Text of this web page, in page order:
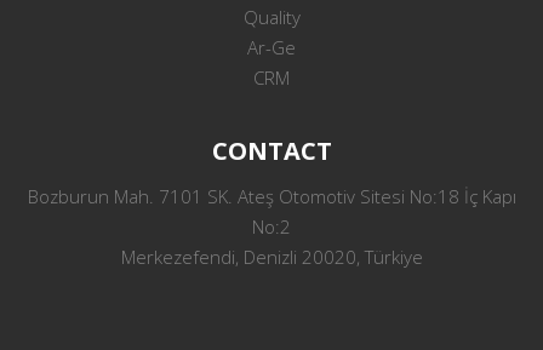
Quality
Ar-Ge
CRM
CONTACT
Bozburun Mah. 7101 SK. Ateş Otomotiv Sitesi No:18 İç Kapı
No:2
Merkezefendi, Denizli 20020, Türkiye